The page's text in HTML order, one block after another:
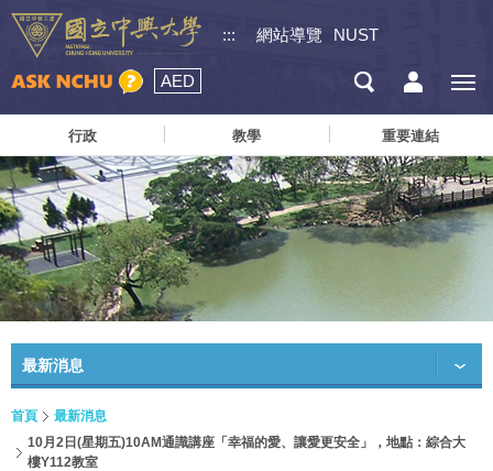
::: 網站導覽 NUST
AED
行政 教學 重要連結
最新消息
首頁
最新消息
10月2日(星期五)10AM通識講座「幸福的愛、讓愛更安全」，地點：綜合大
樓Y112教室